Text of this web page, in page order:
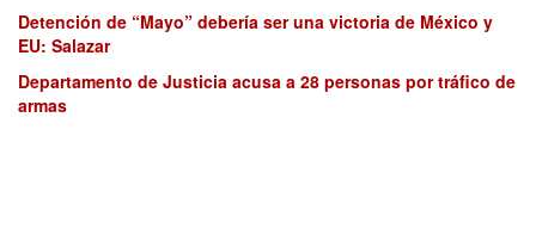
Detención de “Mayo” debería ser una victoria de México y
EU: Salazar
Departamento de Justicia acusa a 28 personas por tráfico de
armas